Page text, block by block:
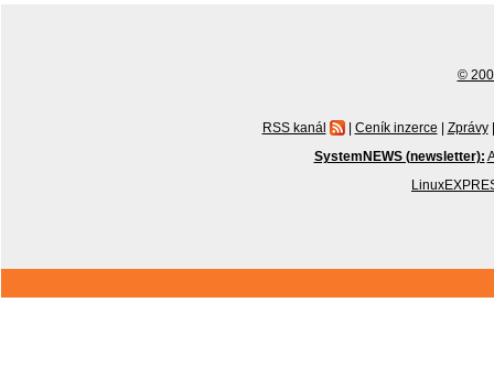
©
RSS kanál | Ceník inzerce | Zprávy |
SystemNEWS (newsletter):